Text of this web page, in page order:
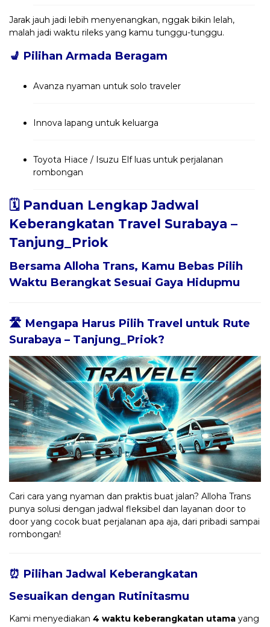
Jarak jauh jadi lebih menyenangkan, nggak bikin lelah,
malah jadi waktu rileks yang kamu tunggu-tunggu.
💺 Pilihan Armada Beragam
Avanza nyaman untuk solo traveler
Innova lapang untuk keluarga
Toyota Hiace / Isuzu Elf luas untuk perjalanan
rombongan
🗓️ Panduan Lengkap Jadwal
Keberangkatan Travel Surabaya –
Tanjung_Priok
Bersama Alloha Trans, Kamu Bebas Pilih
Waktu Berangkat Sesuai Gaya Hidupmu
🛣️ Mengapa Harus Pilih Travel untuk Rute
Surabaya – Tanjung_Priok?
Cari cara yang nyaman dan praktis buat jalan? Alloha Trans
punya solusi dengan jadwal fleksibel dan layanan door to
door yang cocok buat perjalanan apa aja, dari pribadi sampai
rombongan!
⏰ Pilihan Jadwal Keberangkatan
Sesuaikan dengan Rutinitasmu
Kami menyediakan 4 waktu keberangkatan utama yang